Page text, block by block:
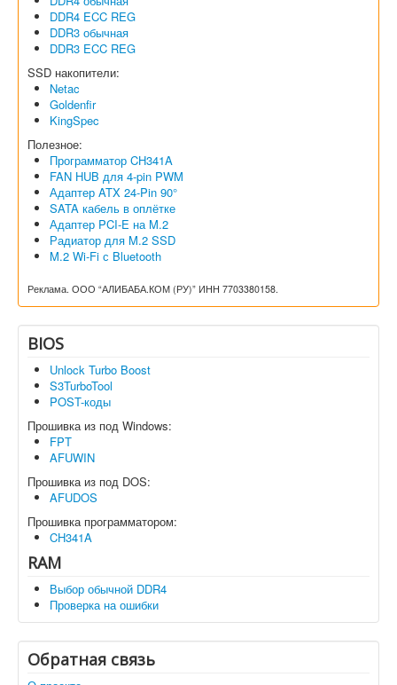
DDR4 ECC REG
DDR3 обычная
DDR3 ECC REG
SSD накопители:
Netac
Goldenfir
KingSpec
Полезное:
Программатор CH341A
FAN HUB для 4-pin PWM
Адаптер ATX 24-Pin 90°
SATA кабель в оплётке
Адаптер PCI-E на M.2
Радиатор для M.2 SSD
M.2 Wi-Fi с Bluetooth
Реклама. ООО “АЛИБАБА.КОМ (РУ)” ИНН 7703380158.
BIOS
Unlock Turbo Boost
S3TurboTool
POST-коды
Прошивка из под Windows:
FPT
AFUWIN
Прошивка из под DOS:
AFUDOS
Прошивка программатором:
CH341A
RAM
Выбор обычной DDR4
Проверка на ошибки
Обратная связь